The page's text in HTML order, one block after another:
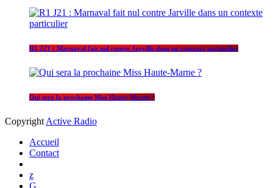
R1 J21 : Marnaval fait nul contre Jarville dans un contexte particulier
Qui sera la prochaine Miss Haute-Marne ?
Copyright Active Radio
Accueil
Contact